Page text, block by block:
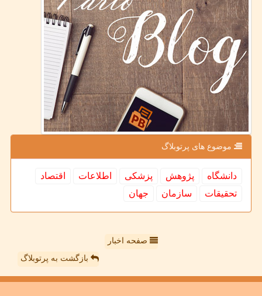
موضوع های پرتوبلاگ
دانشگاه پژوهش پزشكی اطلاعات
اقتصاد
تحقیقات
سازمان جهان
صفحه اخبار
بازگشت به پرتوبلاگ